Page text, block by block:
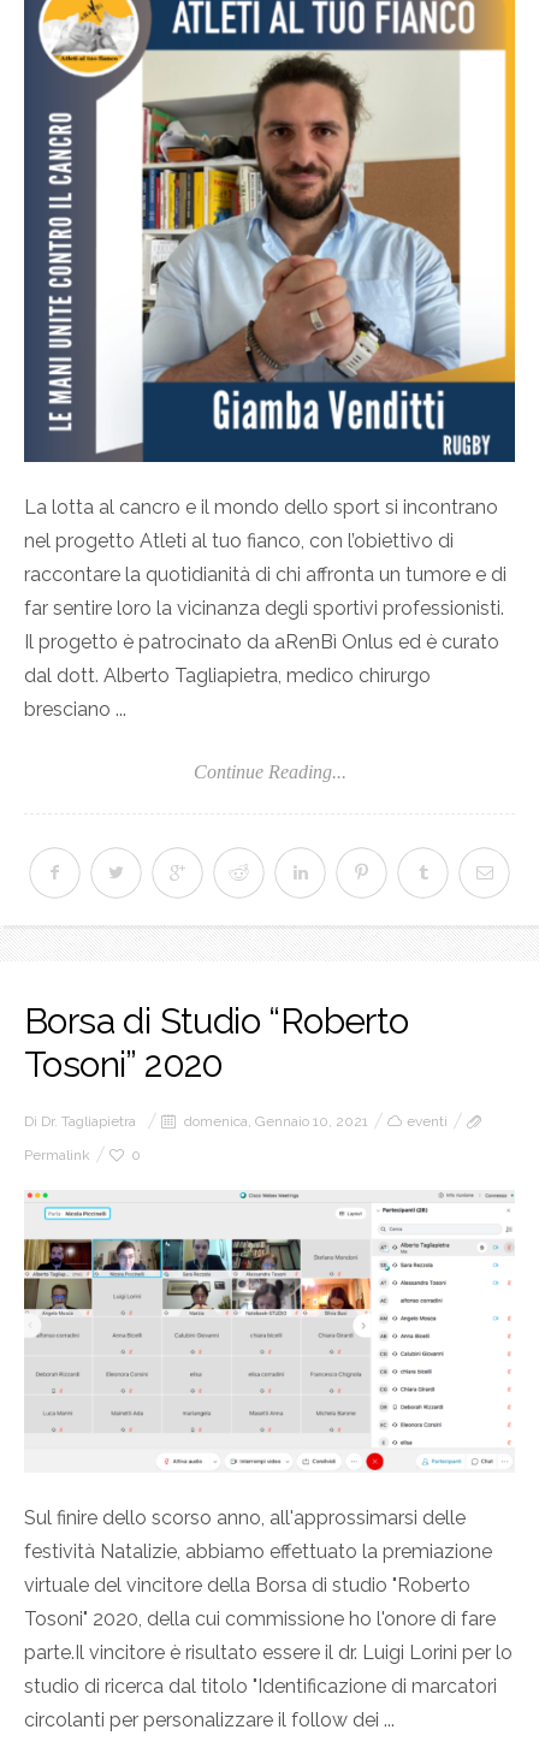
La lotta al cancro e il mondo dello sport si incontrano
nel progetto Atleti al tuo fianco, con l’obiettivo di
raccontare la quotidianità di chi affronta un tumore e di
far sentire loro la vicinanza degli sportivi professionisti.
Il progetto è patrocinato da aRenBì Onlus ed è curato
dal dott. Alberto Tagliapietra, medico chirurgo
bresciano ...
Continue Reading...
Borsa di Studio “Roberto
Tosoni” 2020
Di Dr. Tagliapietra domenica, Gennaio 10, 2021
eventi
Permalink
0
Sul finire dello scorso anno, all'approssimarsi delle
festività Natalizie, abbiamo effettuato la premiazione
virtuale del vincitore della Borsa di studio "Roberto
Tosoni" 2020, della cui commissione ho l'onore di fare
parte.Il vincitore è risultato essere il dr. Luigi Lorini per lo
studio di ricerca dal titolo "Identificazione di marcatori
circolanti per personalizzare il follow dei ...